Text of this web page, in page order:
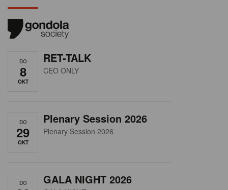
DO
8
OKT
RET-TALK
CEO ONLY
DO
29
OKT
Plenary Session 2026
Plenary Session 2026
DO GALA NIGHT 2026